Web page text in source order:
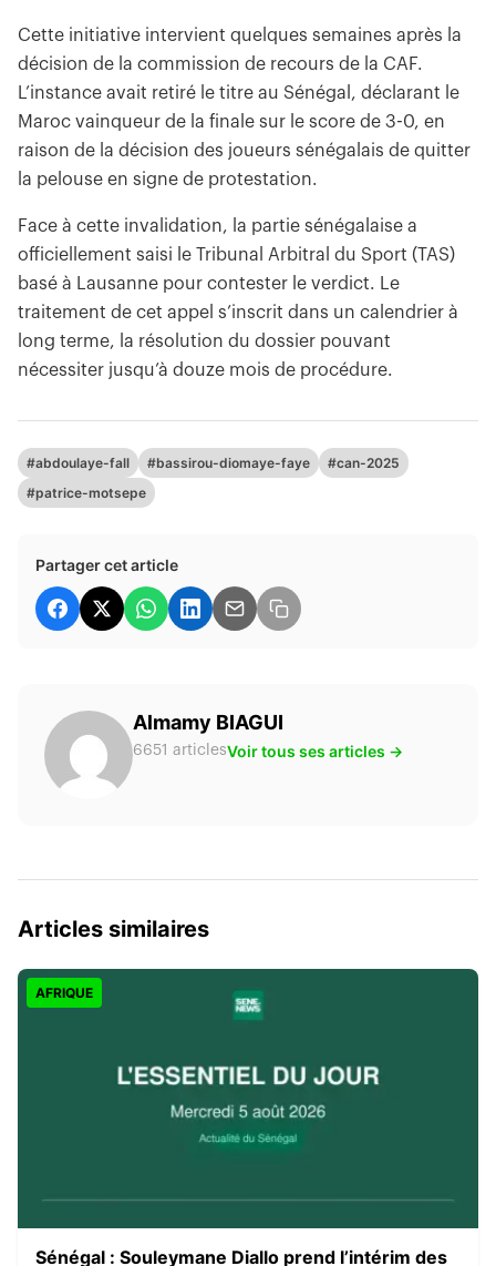
Cette initiative intervient quelques semaines après la
décision de la commission de recours de la CAF.
L’instance avait retiré le titre au Sénégal, déclarant le
Maroc vainqueur de la finale sur le score de 3-0, en
raison de la décision des joueurs sénégalais de quitter
la pelouse en signe de protestation.
Face à cette invalidation, la partie sénégalaise a
officiellement saisi le Tribunal Arbitral du Sport (TAS)
basé à Lausanne pour contester le verdict. Le
traitement de cet appel s’inscrit dans un calendrier à
long terme, la résolution du dossier pouvant
nécessiter jusqu’à douze mois de procédure.
#abdoulaye-fall #bassirou-diomaye-faye
#can-2025
#patrice-motsepe
Partager cet article
Almamy BIAGUI
6651 articlesVoir tous ses articles →
Articles similaires
AFRIQUE
Sénégal : Souleymane Diallo prend l’intérim des